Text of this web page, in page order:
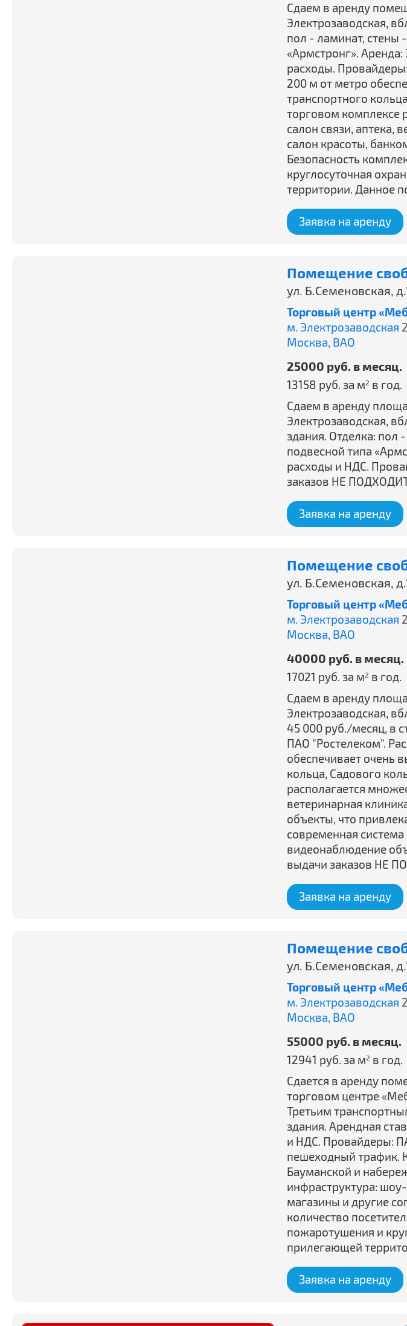
Сдаем в аренду
Электрозаводская,
пол - ламинат, стены
«Армстронг».
расходы.
200 м от метро
транспортного
торговом комплексе
салон связи, аптека,
салон красоты,
Безопасность
круглосуточная
территории. Данное
Заявка на аренду
Помещение
ул. Б.Семеновская,
Торговый центр
м. Электрозаводская
Москва, ВАО
25000 руб. в месяц.
13158 руб. за м2 в год.
Сдаем в аренду
Электрозаводская,
здания. Отделка: пол
подвесной типа
расходы и НДС.
заказов НЕ
Заявка на аренду
Помещение
ул. Б.Семеновская,
Торговый центр
м. Электрозаводская
Москва, ВАО
40000 руб. в месяц.
17021 руб. за м2 в год.
Сдаем в аренду
Электрозаводская,
45 000 руб./месяц, в
ПАО "Ростелеком".
обеспечивает очень
кольца, Садового
располагается
ветеринарная
объекты, что
современная
видеонаблюдение
выдачи заказов НЕ
Заявка на аренду
Помещение
ул. Б.Семеновская,
Торговый центр
м. Электрозаводская
Москва, ВАО
55000 руб. в месяц.
12941 руб. за м2 в год.
Сдается в аренду
торговом центре
Третьим
здания. Арендная
и НДС. Провайдеры:
пешеходный трафик.
Бауманской и
инфраструктура:
магазины и другие
количество
пожаротушения и
прилегающей
Заявка на аренду